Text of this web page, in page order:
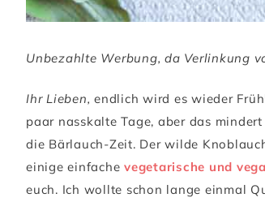
Unbezahlte Werbung, da Verlinkung
Ihr Lieben, endlich wird es wieder
paar nasskalte Tage, aber das
die Bärlauch-Zeit. Der wilde
einige einfache vegetarische und
euch. Ich wollte schon lange einmal